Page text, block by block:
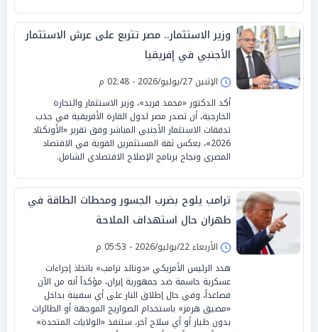
وزير الاستثمار.. مصر تتربع على عرش الاستثمار
الأجنبي في إفريقيا
الإثنين 27/يوليو/2026 - 02:48 م
أكد الدكتور «محمد فريد»، وزير الاستثمار والتجارة
الخارجية، أن تصدر مصر لدول القارة الأفريقية في جذب
تدفقات الاستثمار الأجنبي المباشر وفق تقرير «الأونكتاد
2026»، يعكس ثقة المستثمرين القوية في الاقتصاد
المصري ونجاح برنامج الإصلاح الاقتصادي الشامل.
ترامب يلوح بضرب الجسور ومحطات الطاقة في
طهران حال استهداف الملاحة
الأربعاء 22/يوليو/2026 - 05:53 م
هدد الرئيس الأمريكي «دونالد ترامب» باتخاذ إجراءات
عسكرية حاسمة ضد جمهورية إيران، مؤكداً أنه من الآن
فصاعداً، وفي حال إطلاق النار على أي سفينة بداخل
«مضيق هرمز» باستخدام الصواريخ الموجهة أو الطائرات
بدون طيار أو أي سلاح آخر، ستنفذ «الولايات المتحدة»